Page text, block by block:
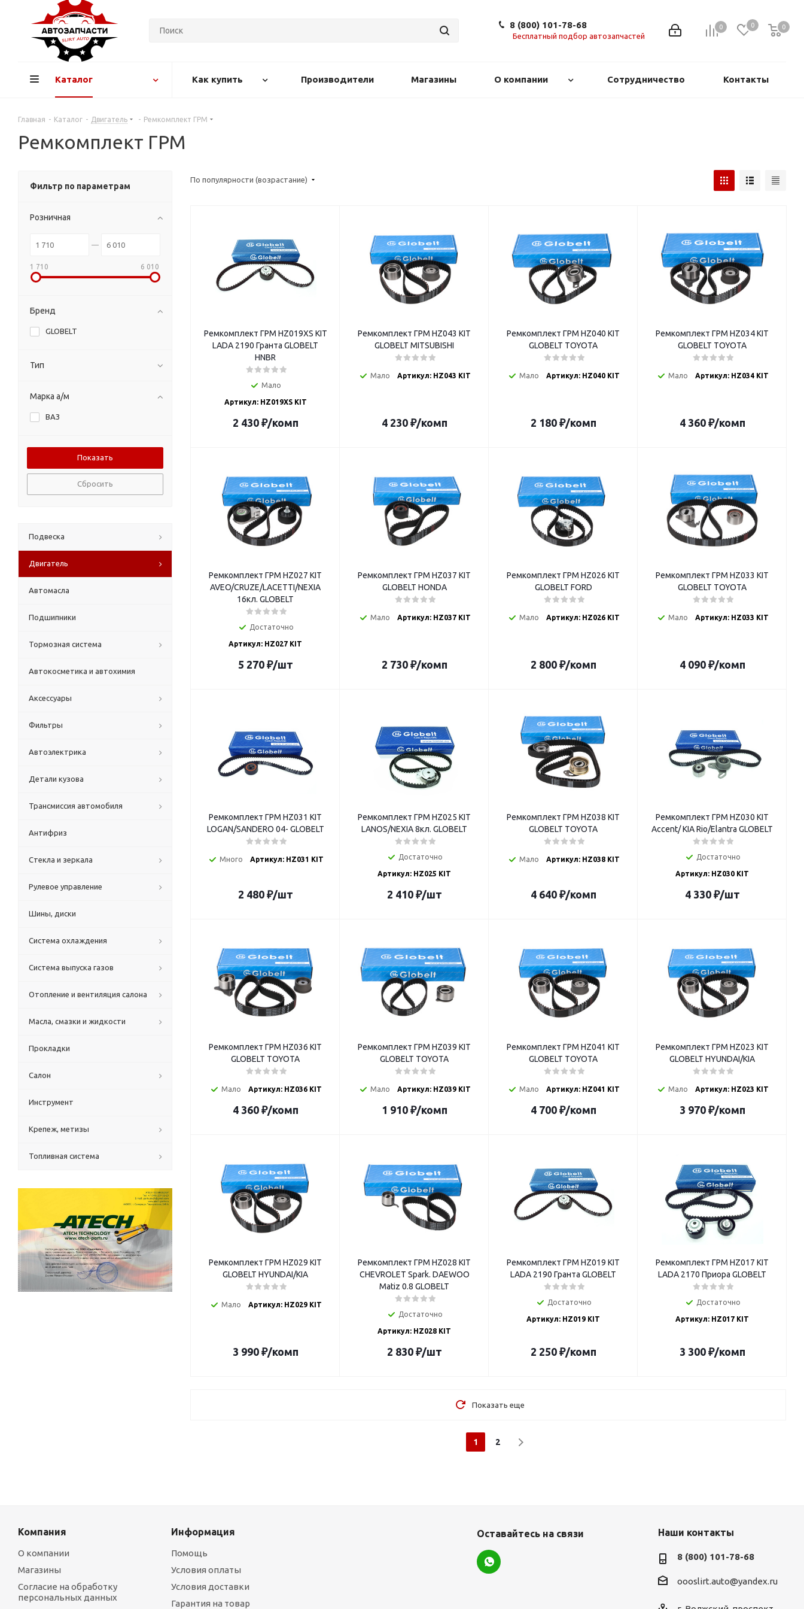
0 0 0
0
8 (800) 101-78-68
Бесплатный подбор автозапчастей
Каталог Как купить Производители Магазины О компании Сотрудничество Контакты
Главная - Каталог - Двигатель - Ремкомплект ГРМ
Ремкомплект ГРМ
По популярности (возрастание)
Ремкомплект ГРМ HZ019XS KIT
LADA 2190 Гранта GLOBELT
HNBR
Мало
Артикул: HZ019XS KIT
2 430₽/комп
Ремкомплект ГРМ HZ043 KIT
GLOBELT MITSUBISHI
Мало Артикул: HZ043 KIT
4 230₽/комп
Ремкомплект ГРМ HZ040 KIT
GLOBELT TOYOTA
Мало Артикул: HZ040 KIT
2 180₽/комп
Ремкомплект ГРМ HZ034 KIT
GLOBELT TOYOTA
Мало Артикул: HZ034 KIT
4 360₽/комп
Ремкомплект ГРМ HZ027 KIT
AVEO/CRUZE/LACETTI/NEXIA
16кл. GLOBELT
Достаточно
Артикул: HZ027 KIT
5 270₽/шт
Ремкомплект ГРМ HZ037 KIT
GLOBELT HONDA
Мало Артикул: HZ037 KIT
2 730₽/комп
Ремкомплект ГРМ HZ026 KIT
GLOBELT FORD
Мало Артикул: HZ026 KIT
2 800₽/комп
Ремкомплект ГРМ HZ033 KIT
GLOBELT TOYOTA
Мало Артикул: HZ033 KIT
4 090₽/комп
Ремкомплект ГРМ HZ031 KIT
LOGAN/SANDERO 04- GLOBELT
Много Артикул: HZ031 KIT
2 480₽/шт
Ремкомплект ГРМ HZ025 KIT
LANOS/NEXIA 8кл. GLOBELT
Достаточно
Артикул: HZ025 KIT
2 410₽/шт
Ремкомплект ГРМ HZ038 KIT
GLOBELT TOYOTA
Мало Артикул: HZ038 KIT
4 640₽/комп
Ремкомплект ГРМ HZ030 KIT
Accent/ KIA Rio/Elantra GLOBELT
Достаточно
Артикул: HZ030 KIT
4 330₽/шт
Ремкомплект ГРМ HZ036 KIT
GLOBELT TOYOTA
Мало Артикул: HZ036 KIT
4 360₽/комп
Ремкомплект ГРМ HZ039 KIT
GLOBELT TOYOTA
Мало Артикул: HZ039 KIT
1 910₽/комп
Ремкомплект ГРМ HZ041 KIT
GLOBELT TOYOTA
Мало Артикул: HZ041 KIT
4 700₽/комп
Ремкомплект ГРМ HZ023 KIT
GLOBELT HYUNDAI/KIA
Мало Артикул: HZ023 KIT
3 970₽/комп
Ремкомплект ГРМ HZ029 KIT
GLOBELT HYUNDAI/KIA
Мало Артикул: HZ029 KIT
3 990₽/комп
Ремкомплект ГРМ HZ028 KIT
CHEVROLET Spark. DAEWOO
Matiz 0.8 GLOBELT
Достаточно
Артикул: HZ028 KIT
2 830₽/шт
Ремкомплект ГРМ HZ019 KIT
LADA 2190 Гранта GLOBELT
Достаточно
Артикул: HZ019 KIT
2 250₽/комп
Ремкомплект ГРМ HZ017 KIT
LADA 2170 Приора GLOBELT
Достаточно
Артикул: HZ017 KIT
3 300₽/комп
Показать еще
1 2
Фильтр по параметрам
Розничная
1 710 6 010
Бренд
GLOBELT
Тип
Марка а/м
ВАЗ
Сбросить
Подвеска
Двигатель
Автомасла
Подшипники
Тормозная система
Автокосметика и автохимия
Аксессуары
Фильтры
Автоэлектрика
Детали кузова
Трансмиссия автомобиля
Антифриз
Стекла и зеркала
Рулевое управление
Шины, диски
Система охлаждения
Система выпуска газов
Отопление и вентиляция салона
Масла, смазки и жидкости
Прокладки
Салон
Инструмент
Крепеж, метизы
Топливная система
Компания
О компании
Магазины
Согласие на обработку
персональных данных
Информация
Помощь
Условия оплаты
Условия доставки
Гарантия на товар
Оставайтесь на связи Наши контакты
8 (800) 101-78-68
oooslirt.auto@yandex.ru